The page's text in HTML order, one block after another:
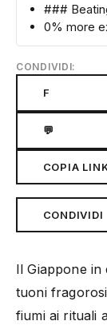
###
0% more
CONDIVIDI:
F
💬
COPIA
CONDIVIDI
Il Giappone in
tuoni
fiumi ai rituali